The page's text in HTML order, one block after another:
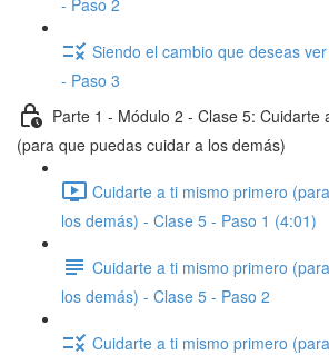
- Paso 2
Siendo el cambio que deseas
- Paso 3
Parte 1 - Módulo 2 - Clase 5: Cuidarte
(para que puedas cuidar a los demás)
Cuidarte a ti mismo primero
los demás) - Clase 5 - Paso 1 (4:01)
Cuidarte a ti mismo primero
los demás) - Clase 5 - Paso 2
Cuidarte a ti mismo primero